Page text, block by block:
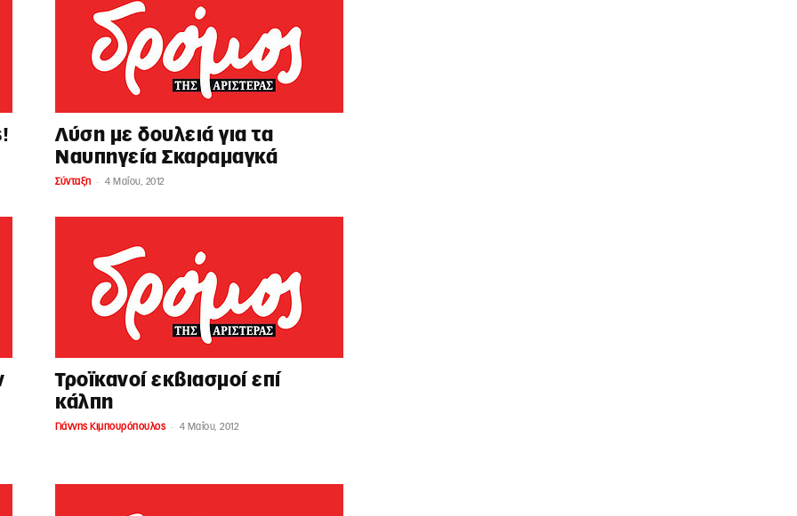
Λύση με δουλειά για τα
Ναυπηγεία Σκαραμαγκά
Σύνταξη - 4 Μαΐου, 2012
Τροϊκανοί εκβιασμοί επί
κάλπη
Γιάννης Κιμπουρόπουλος - 4 Μαΐου, 2012